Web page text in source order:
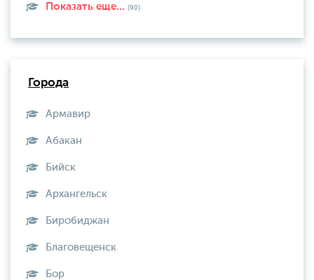
Показать еще... (90)
Города
Армавир
Абакан
Бийск
Архангельск
Биробиджан
Благовещенск
Бор